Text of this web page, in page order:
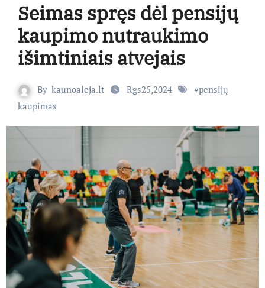
Seimas spręs dėl pensijų
kaupimo nutraukimo
išimtiniais atvejais
By kaunoaleja.lt Rgs25,2024 #pensijų
kaupimas